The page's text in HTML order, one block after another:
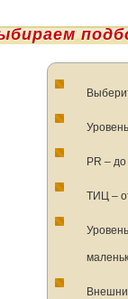
PR –
ТИЦ –